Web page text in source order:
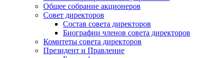
Общее собрание акционеров
Совет директоров
Состав совета директоров
Биографии членов совета директоров
Комитеты совета директоров
Президент и Правление